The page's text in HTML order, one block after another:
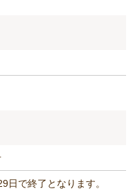
日で終了となります。